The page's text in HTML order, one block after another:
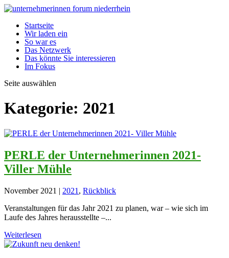
Startseite
Wir laden ein
So war es
Das Netzwerk
Das könnte Sie interessieren
Im Fokus
Seite auswählen
Kategorie: 2021
PERLE der Unternehmerinnen 2021-
Viller Mühle
November 2021 | 2021 , Rückblick
Veranstaltungen für das Jahr 2021 zu planen, war – wie sich im
Laufe des Jahres herausstellte –...
Weiterlesen